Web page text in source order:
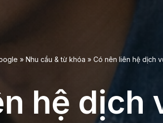
» Nhu cầu & từ khóa » Có nên liên hệ dịch
hệ dịch